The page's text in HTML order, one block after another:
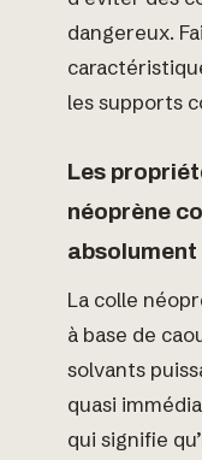
dangereux.
les supports
Les
néoprène
absolument
La colle
à base de
solvants
quasi
qui signifie